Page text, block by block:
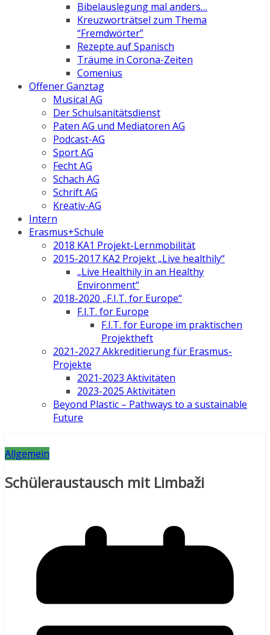
Bibelauslegung mal anders…
Kreuzworträtsel zum Thema
“Fremdwörter”
Rezepte auf Spanisch
Träume in Corona-Zeiten
Comenius
Offener Ganztag
Musical AG
Der Schulsanitätsdienst
Paten AG und Mediatoren AG
Podcast-AG
Sport AG
Fecht AG
Schach AG
Schrift AG
Kreativ-AG
Intern
Erasmus+Schule
2018 KA1 Projekt-Lernmobilität
2015-2017 KA2 Projekt „Live healthily“
„Live Healthily in an Healthy
Environment“
2018-2020 „F.I.T. for Europe“
F.I.T. for Europe
F.I.T. for Europe im praktischen
Projektheft
2021-2027 Akkreditierung für Erasmus-
Projekte
2021-2023 Aktivitäten
2023-2025 Aktivitäten
Beyond Plastic – Pathways to a sustainable
Future
Allgemein
Schüleraustausch mit Limbaži